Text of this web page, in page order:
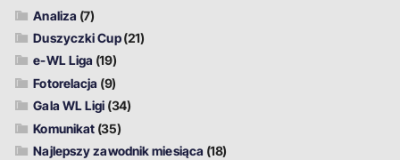
Analiza (7)
Duszyczki Cup(21)
e-WL Liga (19)
Fotorelacja (9)
Gala WL Ligi (34)
Komunikat (35)
Najlepszy zawodnik miesiąca (18)